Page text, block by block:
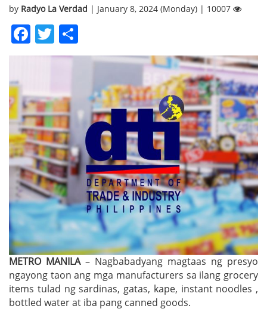
by Radyo La Verdad | January 8, 2024 (Monday) | 10007
Facebook
Twitter
METRO MANILA– Nagbabadyang magtaas ng presyo
ngayong taon ang mga manufacturers sa ilang grocery
items tulad ng sardinas, gatas, kape, instant noodles ,
bottled water at iba pang canned goods.